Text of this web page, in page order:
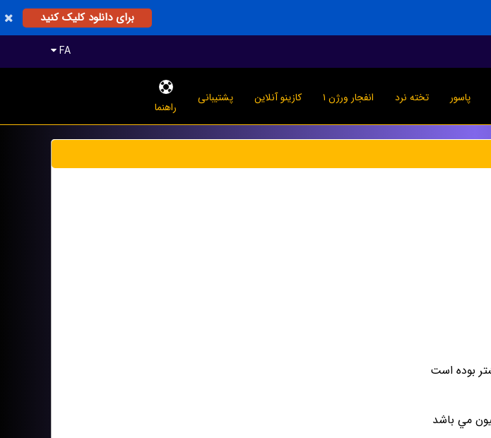
برای دانلود کلیک کنید
FA
پاسور تخته نرد انفجار ورژن ۱ کازینو آنلاین پشتیبانی
راهنما